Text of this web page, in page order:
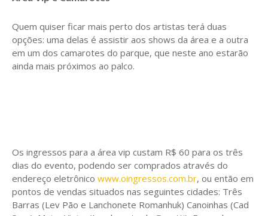
Quem quiser ficar mais perto dos artistas terá duas
opções: uma delas é assistir aos shows da área e a outra
em um dos camarotes do parque, que neste ano estarão
ainda mais próximos ao palco.
Os ingressos para a área vip custam R$ 60 para os três
dias do evento, podendo ser comprados através do
endereço eletrônico www.oingressos.com.br, ou então em
pontos de vendas situados nas seguintes cidades: Três
Barras (Lev Pão e Lanchonete Romanhuk) Canoinhas (Cad